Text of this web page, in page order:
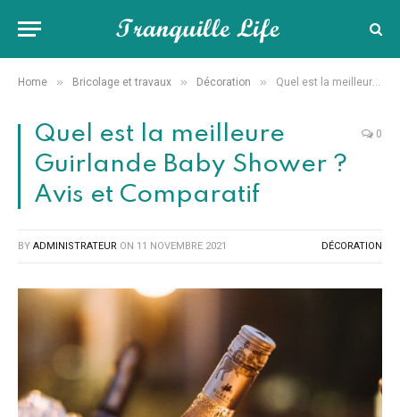
Home » Bricolage et travaux » Décoration » Quel est la meilleure Guirlande Baby Shower ? Avis et Comparatif
Quel est la meilleure
Guirlande Baby Shower ?
Avis et Comparatif
0
BY ADMINISTRATEUR ON 11 NOVEMBRE 2021 DÉCORATION